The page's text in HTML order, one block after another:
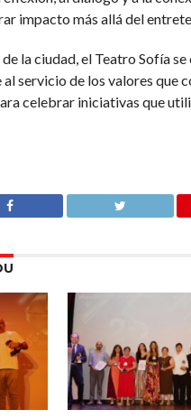
impacto más allá del
la ciudad, el Teatro Sofía
servicio de los valores que
celebrar iniciativas que